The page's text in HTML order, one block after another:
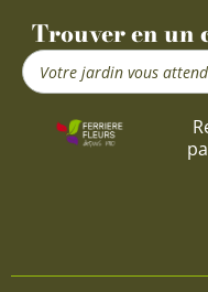
Trouver en un
Search
...